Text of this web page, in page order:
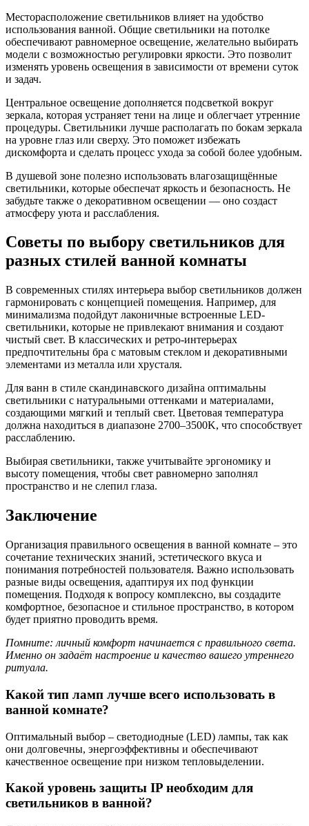
Месторасположение светильников влияет на удобство
использования ванной. Общие светильники на потолке
обеспечивают равномерное освещение, желательно выбирать
модели с возможностью регулировки яркости. Это позволит
изменять уровень освещения в зависимости от времени суток
и задач.
Центральное освещение дополняется подсветкой вокруг
зеркала, которая устраняет тени на лице и облегчает утренние
процедуры. Светильники лучше располагать по бокам зеркала
на уровне глаз или сверху. Это поможет избежать
дискомфорта и сделать процесс ухода за собой более удобным.
В душевой зоне полезно использовать влагозащищённые
светильники, которые обеспечат яркость и безопасность. Не
забудьте также о декоративном освещении — оно создаст
атмосферу уюта и расслабления.
Советы по выбору светильников для
разных стилей ванной комнаты
В современных стилях интерьера выбор светильников должен
гармонировать с концепцией помещения. Например, для
минимализма подойдут лаконичные встроенные LED-
светильники, которые не привлекают внимания и создают
чистый свет. В классических и ретро-интерьерах
предпочтительны бра с матовым стеклом и декоративными
элементами из металла или хрусталя.
Для ванн в стиле скандинавского дизайна оптимальны
светильники с натуральными оттенками и материалами,
создающими мягкий и теплый свет. Цветовая температура
должна находиться в диапазоне 2700–3500K, что способствует
расслаблению.
Выбирая светильники, также учитывайте эргономику и
высоту помещения, чтобы свет равномерно заполнял
пространство и не слепил глаза.
Заключение
Организация правильного освещения в ванной комнате – это
сочетание технических знаний, эстетического вкуса и
понимания потребностей пользователя. Важно использовать
разные виды освещения, адаптируя их под функции
помещения. Подходя к вопросу комплексно, вы создадите
комфортное, безопасное и стильное пространство, в котором
будет приятно проводить время.
Помните: личный комфорт начинается с правильного света.
Именно он задаёт настроение и качество вашего утреннего
ритуала.
Какой тип ламп лучше всего использовать в
ванной комнате?
Оптимальный выбор – светодиодные (LED) лампы, так как
они долговечны, энергоэффективны и обеспечивают
качественное освещение при низком тепловыделении.
Какой уровень защиты IP необходим для
светильников в ванной?